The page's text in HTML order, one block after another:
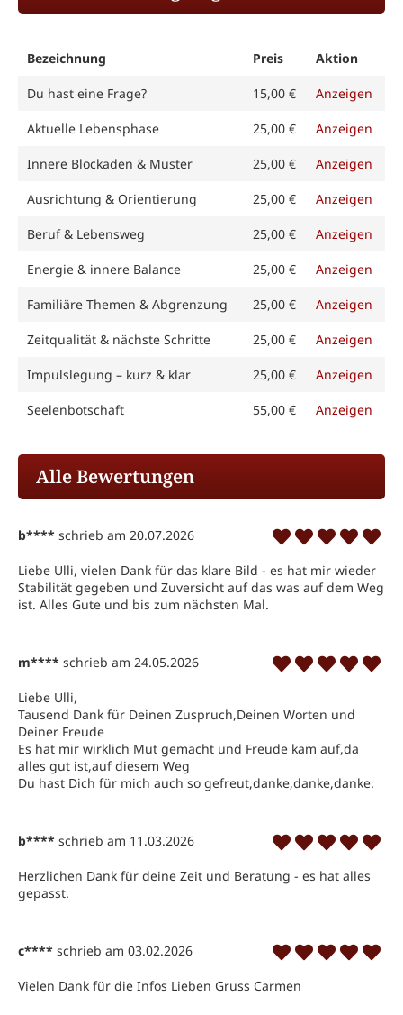
Bezeichnung Preis Aktion
Du hast eine Frage? 15,00 € Anzeigen
Aktuelle Lebensphase 25,00 € Anzeigen
Innere Blockaden & Muster 25,00 € Anzeigen
Ausrichtung & Orientierung 25,00 € Anzeigen
Beruf & Lebensweg 25,00 € Anzeigen
Energie & innere Balance 25,00 € Anzeigen
Familiäre Themen & Abgrenzung 25,00 € Anzeigen
Zeitqualität & nächste Schritte 25,00 € Anzeigen
Impulslegung – kurz & klar 25,00 € Anzeigen
Seelenbotschaft 55,00 € Anzeigen
Alle Bewertungen
b**** schrieb am 20.07.2026
Liebe Ulli, vielen Dank für das klare Bild - es hat mir wieder
Stabilität gegeben und Zuversicht auf das was auf dem Weg
ist. Alles Gute und bis zum nächsten Mal.
m**** schrieb am 24.05.2026
Liebe Ulli,
Tausend Dank für Deinen Zuspruch,Deinen Worten und
Deiner Freude
Es hat mir wirklich Mut gemacht und Freude kam auf,da
alles gut ist,auf diesem Weg
Du hast Dich für mich auch so gefreut,danke,danke,danke.
b**** schrieb am 11.03.2026
Herzlichen Dank für deine Zeit und Beratung - es hat alles
gepasst.
c**** schrieb am 03.02.2026
Vielen Dank für die Infos Lieben Gruss Carmen